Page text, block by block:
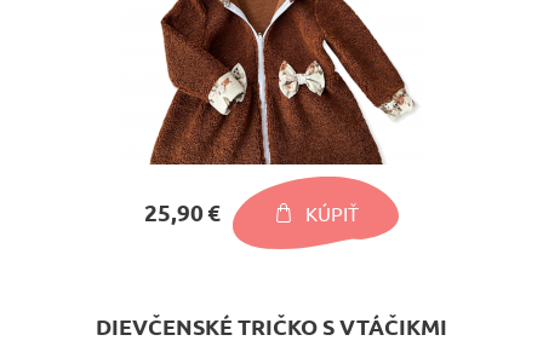
25,90 € KÚPIŤ
DIEVČENSKÉ TRIČKO S VTÁČIKMI